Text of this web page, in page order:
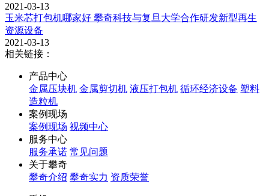
2021-03-13
玉米芯打包机哪家好 攀奇科技与复旦大学合作研发新型再生
资源设备
2021-03-13
相关链接：
产品中心
金属压块机 金属剪切机 液压打包机 循环经济设备 塑料
造粒机
案例现场
案例现场 视频中心
服务中心
服务承诺 常见问题
关于攀奇
攀奇介绍 攀奇实力 资质荣誉